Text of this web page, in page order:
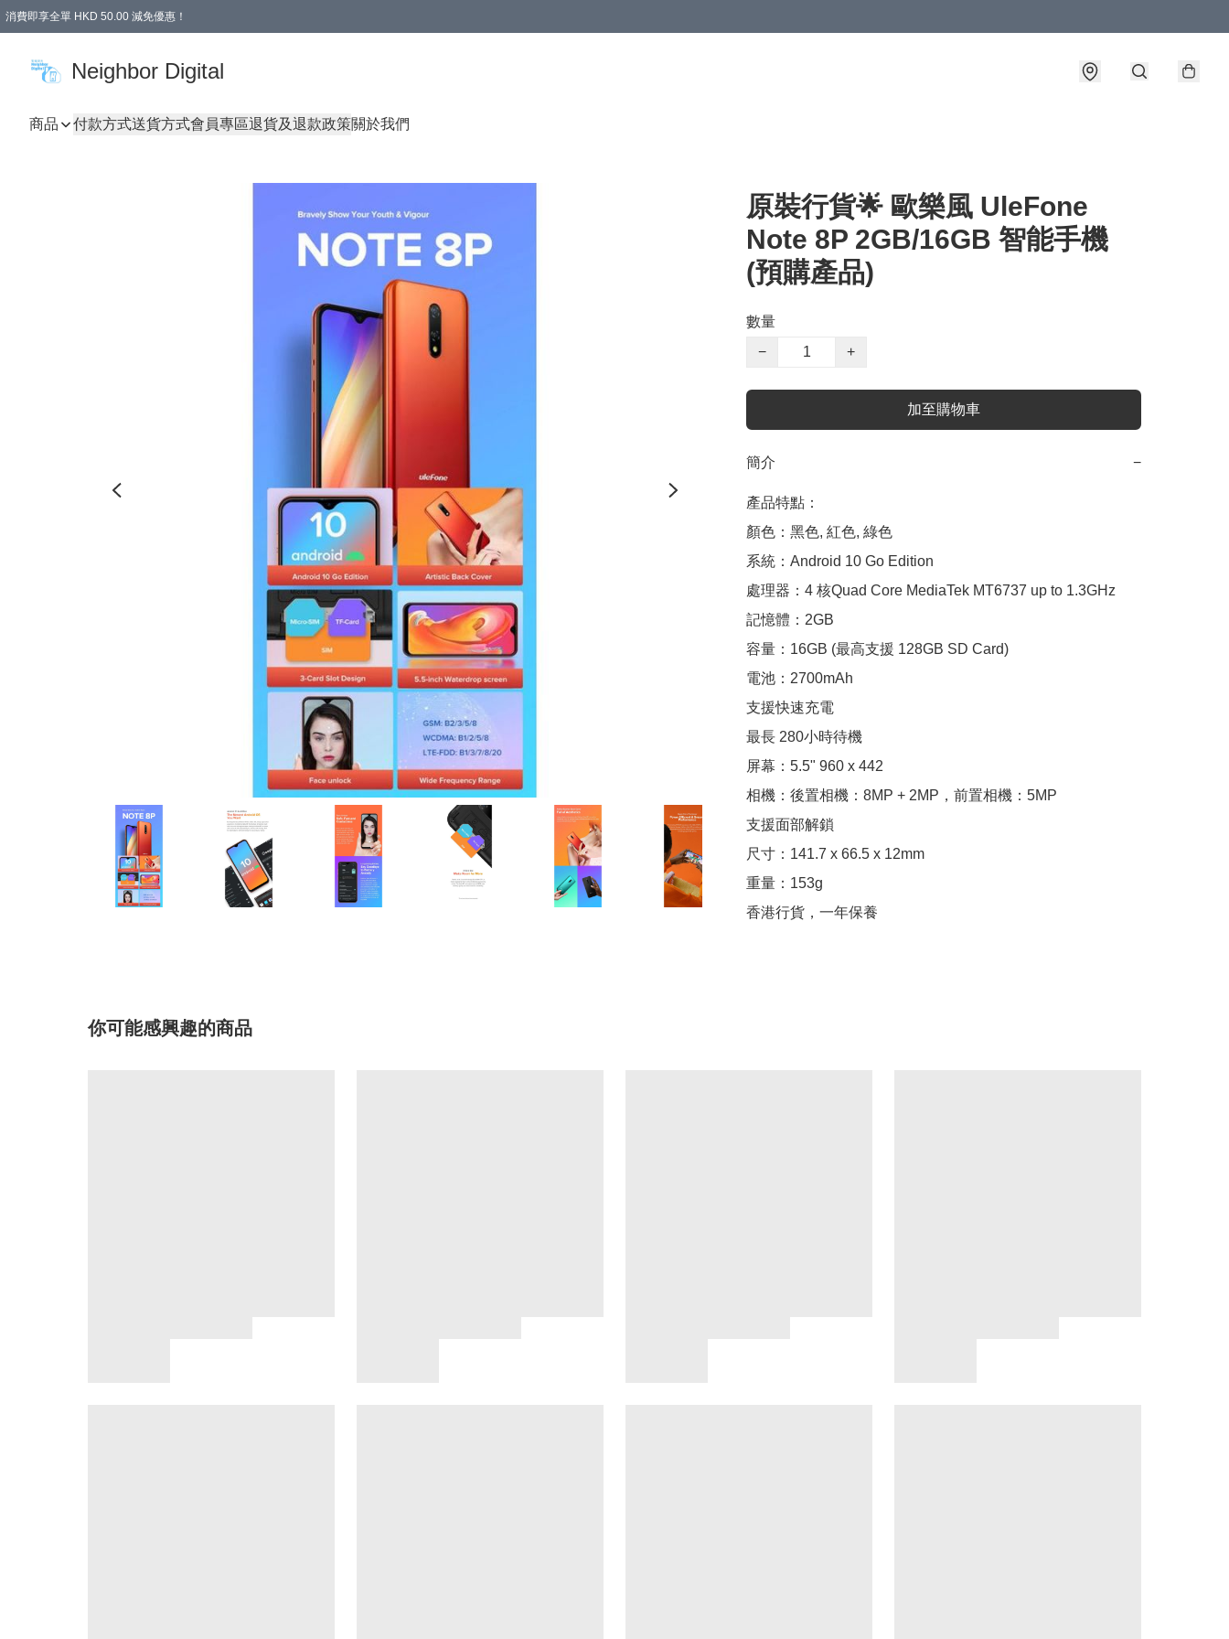
消費即享全單 HKD 50.00 減免優惠！
Neighbor Digital
商品 付款方式送貨方式會員專區退貨及退款政策關於我們
原裝行貨🌟 歐樂風 UleFone
Note 8P 2GB/16GB 智能手機
(預購產品)
數量
−
+
加至購物車
簡介 −
產品特點：
顏色：黑色, 紅色, 綠色
系統：Android 10 Go Edition
處理器：4 核Quad Core MediaTek MT6737 up to 1.3GHz
記憶體：2GB
容量：16GB (最高支援 128GB SD Card)
電池：2700mAh
支援快速充電
最長 280小時待機
屏幕：5.5" 960 x 442
相機：後置相機：8MP + 2MP，前置相機：5MP
支援面部解鎖
尺寸：141.7 x 66.5 x 12mm
重量：153g
香港行貨，一年保養
你可能感興趣的商品